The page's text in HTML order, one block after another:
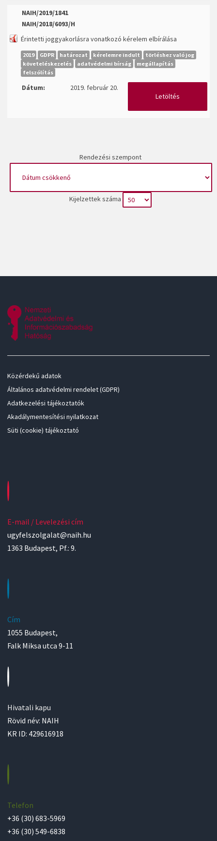
NAIH/2019/1841
NAIH/2018/6093/H
Érintetti joggyakorlásra vonatkozó kérelem elbírálása
2019 GDPR határozat kérelemre indult
törléshez való jog
követeléskezelés
adatvédelmi bírság
megállapítás
felszólítás
Dátum:
2019. február 20.
Letöltés
Rendezési szempont
Kijelzettek száma
Közérdekű adatok
Általános adatvédelmi rendelet (GDPR)
Adatkezelési tájékoztatók
Akadálymentesítési nyilatkozat
Süti (cookie) tájékoztató
E-mail / Levelezési cím
ugyfelszolgalat@naih.hu
1363 Budapest, Pf.: 9.
Cím
1055 Budapest,
Falk Miksa utca 9-11
Hivatali kapu
Rövid név: NAIH
KR ID: 429616918
Telefon
+36 (30) 683-5969
+36 (30) 549-6838